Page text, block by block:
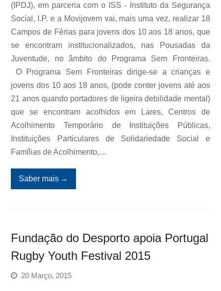
(IPDJ), em parceria com o ISS - Instituto da Segurança
Social, I.P. e a Movijovem vai, mais uma vez, realizar 18
Campos de Férias para jovens dos 10 aos 18 anos, que
se encontram institucionalizados, nas Pousadas da
Juventude, no âmbito do Programa Sem Fronteiras.
O Programa Sem Fronteiras dirige-se a crianças e
jovens dos 10 aos 18 anos, (pode conter jovens até aos
21 anos quando portadores de ligeira debilidade mental)
que se encontram acolhidos em Lares, Centros de
Acolhimento Temporário de Instituições Públicas,
Instituições Particulares de Solidariedade Social e
Famílias de Acolhimento,…
Saber mais →
Fundação do Desporto apoia Portugal
Rugby Youth Festival 2015
20 Março, 2015